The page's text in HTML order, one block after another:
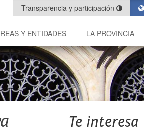
Transparencia y participación
Y ENTIDADES LA PROVINCIA
Te interesa